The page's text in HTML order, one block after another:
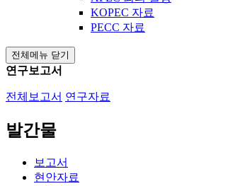
KOPEC 자료
PECC 자료
전체메뉴 닫기
연구보고서
전체보고서 연구자료
발간물
보고서
현안자료